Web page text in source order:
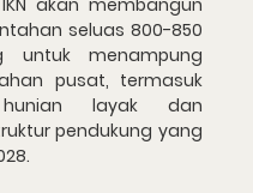
akan membangun
seluas 800-850
untuk menampung
pusat, termasuk
hunian layak dan
pendukung yang